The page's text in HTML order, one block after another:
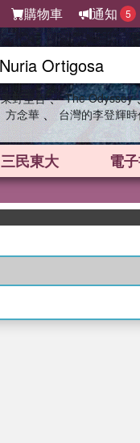
購物車 通知 5
東野圭吾 、 The Odyssey
方念華 、 台灣的李登輝
三民東大 電